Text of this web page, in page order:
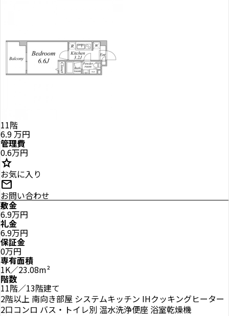
11階
6.9万円
管理費
0.6万円
star
お気に入り
mail
お問い合わせ
敷金
6.9万円
礼金
6.9万円
保証金
0万円
専有面積
1K／23.08m²
階数
11階／13階建て
2階以上 南向き部屋 システムキッチン IHクッキングヒーター
2口コンロ バス・トイレ別 温水洗浄便座 浴室乾燥機